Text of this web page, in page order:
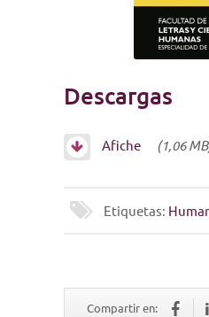
Descargas
Afiche (1,06
Etiquetas:
Compartir en: